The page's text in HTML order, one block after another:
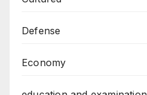
Defense
Economy